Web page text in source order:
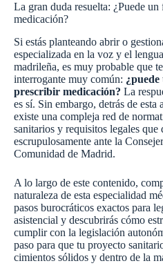
La gran duda resuelta: ¿Puede
medicación?
Si estás planteando abrir o
especializada en la voz y el
madrileña, es muy probable que
interrogante muy común:
prescribir medicación? La
es sí. Sin embargo, detrás de
existe una compleja red de
sanitarios y requisitos legales que
escrupulosamente ante la
Comunidad de Madrid.
A lo largo de este contenido,
naturaleza de esta especialidad
pasos burocráticos exactos para
asistencial y descubrirás cómo
cumplir con la legislación
paso para que tu proyecto
cimientos sólidos y dentro de la